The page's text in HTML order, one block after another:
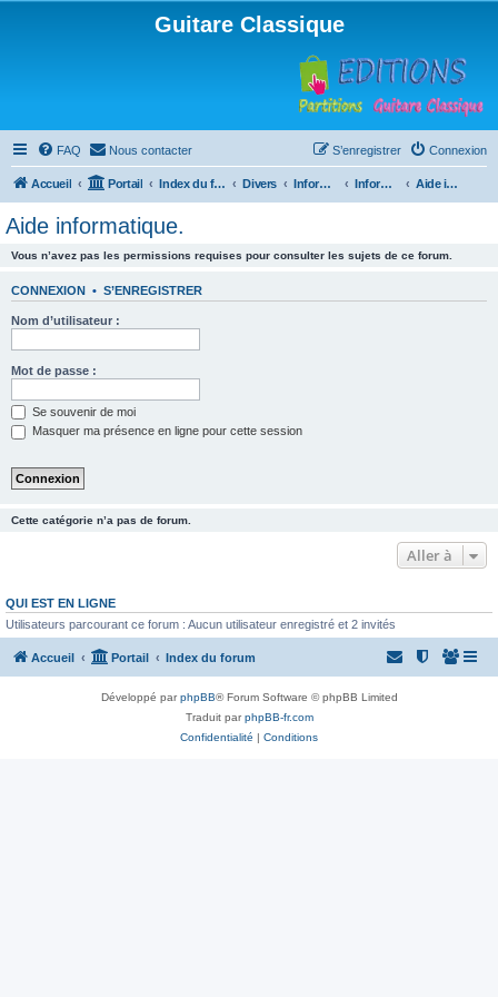
Guitare Classique
FAQ Nous contacter Connexion
S’enregistrer
Accueil Portail Index du forum Divers Informatique Informatique Aide informatique.
Aide informatique.
Vous n’avez pas les permissions requises pour consulter les sujets de ce forum.
CONNEXION • S’ENREGISTRER
Nom d’utilisateur :
Mot de passe :
Se souvenir de moi
Masquer ma présence en ligne pour cette session
Cette catégorie n’a pas de forum.
Aller à
QUI EST EN LIGNE
Utilisateurs parcourant ce forum : Aucun utilisateur enregistré et 2 invités
Accueil Portail Index du forum
Développé parphpBB® Forum Software © phpBB Limited
Traduit parphpBB-fr.com
Confidentialité | Conditions